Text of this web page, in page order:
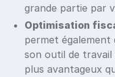
grande partie par
Optimisation
permet également
son outil de
plus avantageux